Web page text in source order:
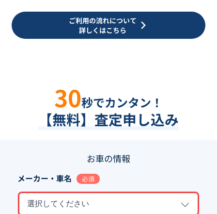
ご利用の流れについて
詳しくはこちら
30秒でカンタン！
【無料】査定申し込み
お車の情報
メーカー・車名 必須
選択してください